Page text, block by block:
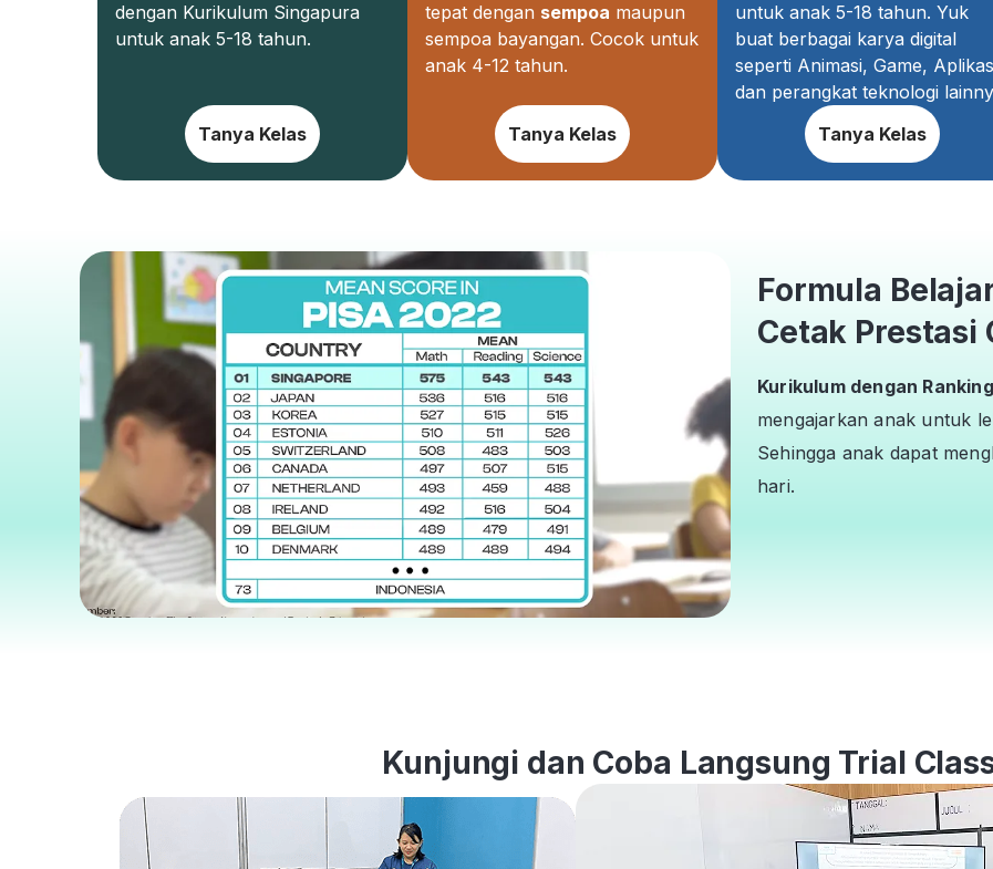
dengan Kurikulum Singapura
untuk anak 5-18 tahun.
Tanya Kelas
tepat dengan sempoa maupun
sempoa bayangan. Cocok untuk
anak 4-12 tahun.
Tanya Kelas
untuk anak 5-18 tahun. Yuk
buat berbagai karya digital
seperti Animasi, Game,
dan perangkat teknologi
Tanya Kelas
Formula
Cetak Prestasi
Kurikulum dengan
mengajarkan anak untuk
Sehingga anak dapat
hari.
Kunjungi dan Coba Langsung Trial